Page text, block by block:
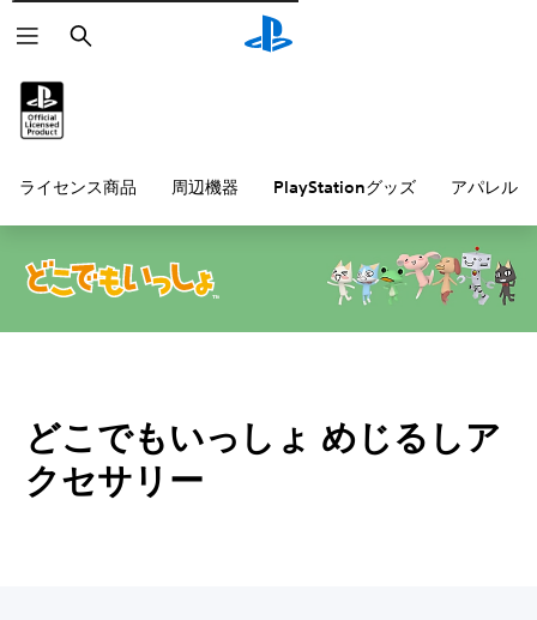
検
索
ライセンス商品 周辺機器 PlayStationグッズ アパレル
どこでもいっしょ めじるしア
クセサリー